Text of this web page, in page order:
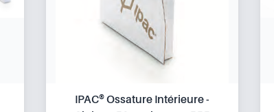
IPAC® Ossature Intérieure -